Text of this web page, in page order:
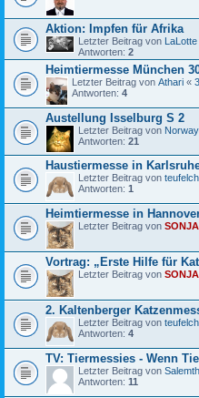
Aktion: Impfen für Afrika
Letzter Beitrag von LaLotte
Antworten: 2
Heimtiermesse München
Letzter Beitrag von Athari «
Antworten: 4
Austellung Isselburg S 2
Letzter Beitrag von
Antworten: 21
Haustiermesse in
Letzter Beitrag von
Antworten: 1
Heimtiermesse in
Letzter Beitrag von SONJA
Vortrag: „Erste Hilfe für
Letzter Beitrag von SONJA
2. Kaltenberger
Letzter Beitrag von
Antworten: 4
TV: Tiermessies - Wenn
Letzter Beitrag von
Antworten: 11